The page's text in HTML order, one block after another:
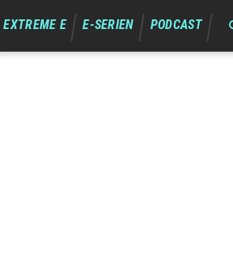
EXTREME E E-SERIEN PODCAST